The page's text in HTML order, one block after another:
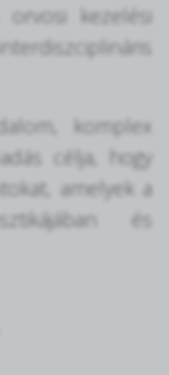
kezelési
komplex
célja, hogy
amelyek a
és